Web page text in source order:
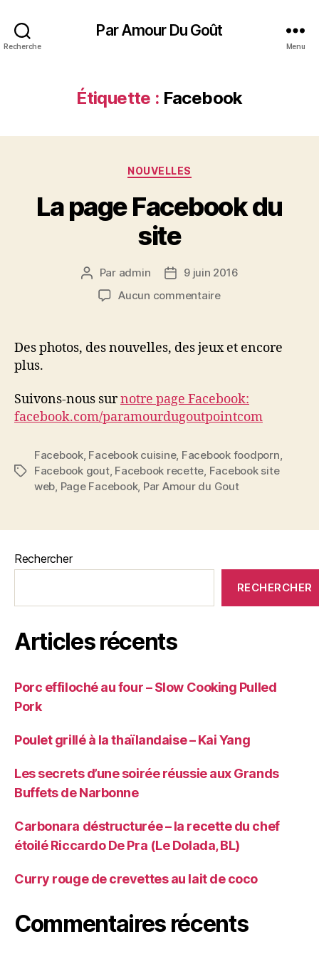
Recherche
Par Amour Du Goût
Menu
Étiquette : Facebook
Catégories
NOUVELLES
La page Facebook du
site
Auteur
de
l’article
Par admin
Date9 juin 2016
Aucun commentairesur
Facebook
Des photos, des nouvelles, des jeux et encore
plus.
Suivons-nous surnotre page Facebook:
facebook.com/paramourdugoutpointcom
Étiquettes
Facebook, Facebook cuisine, Facebook foodporn,
Facebook gout, Facebook recette, Facebook site
web, Page Facebook, Par Amour du Gout
Rechercher
RECHERCHER
Articles récents
Porc effiloché au four – Slow Cooking Pulled
Pork
Poulet grillé à la thaïlandaise – Kai Yang
Les secrets d’une soirée réussie aux Grands
Buffets de Narbonne
Carbonara déstructurée – la recette du chef
étoilé Riccardo De Pra (Le Dolada, BL)
Curry rouge de crevettes au lait de coco
Commentaires récents